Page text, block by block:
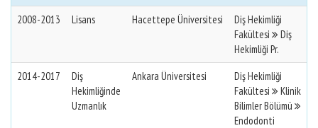
2008-2013 Lisans Hacettepe Üniversitesi
Diş Hekimliği
Fakültesi
Diş
Hekimliği Pr.
2014-2017
Diş
Hekimliğinde
Uzmanlık
Ankara Üniversitesi
Diş Hekimliği
Fakültesi
Klinik
Bilimler Bölümü
Endodonti